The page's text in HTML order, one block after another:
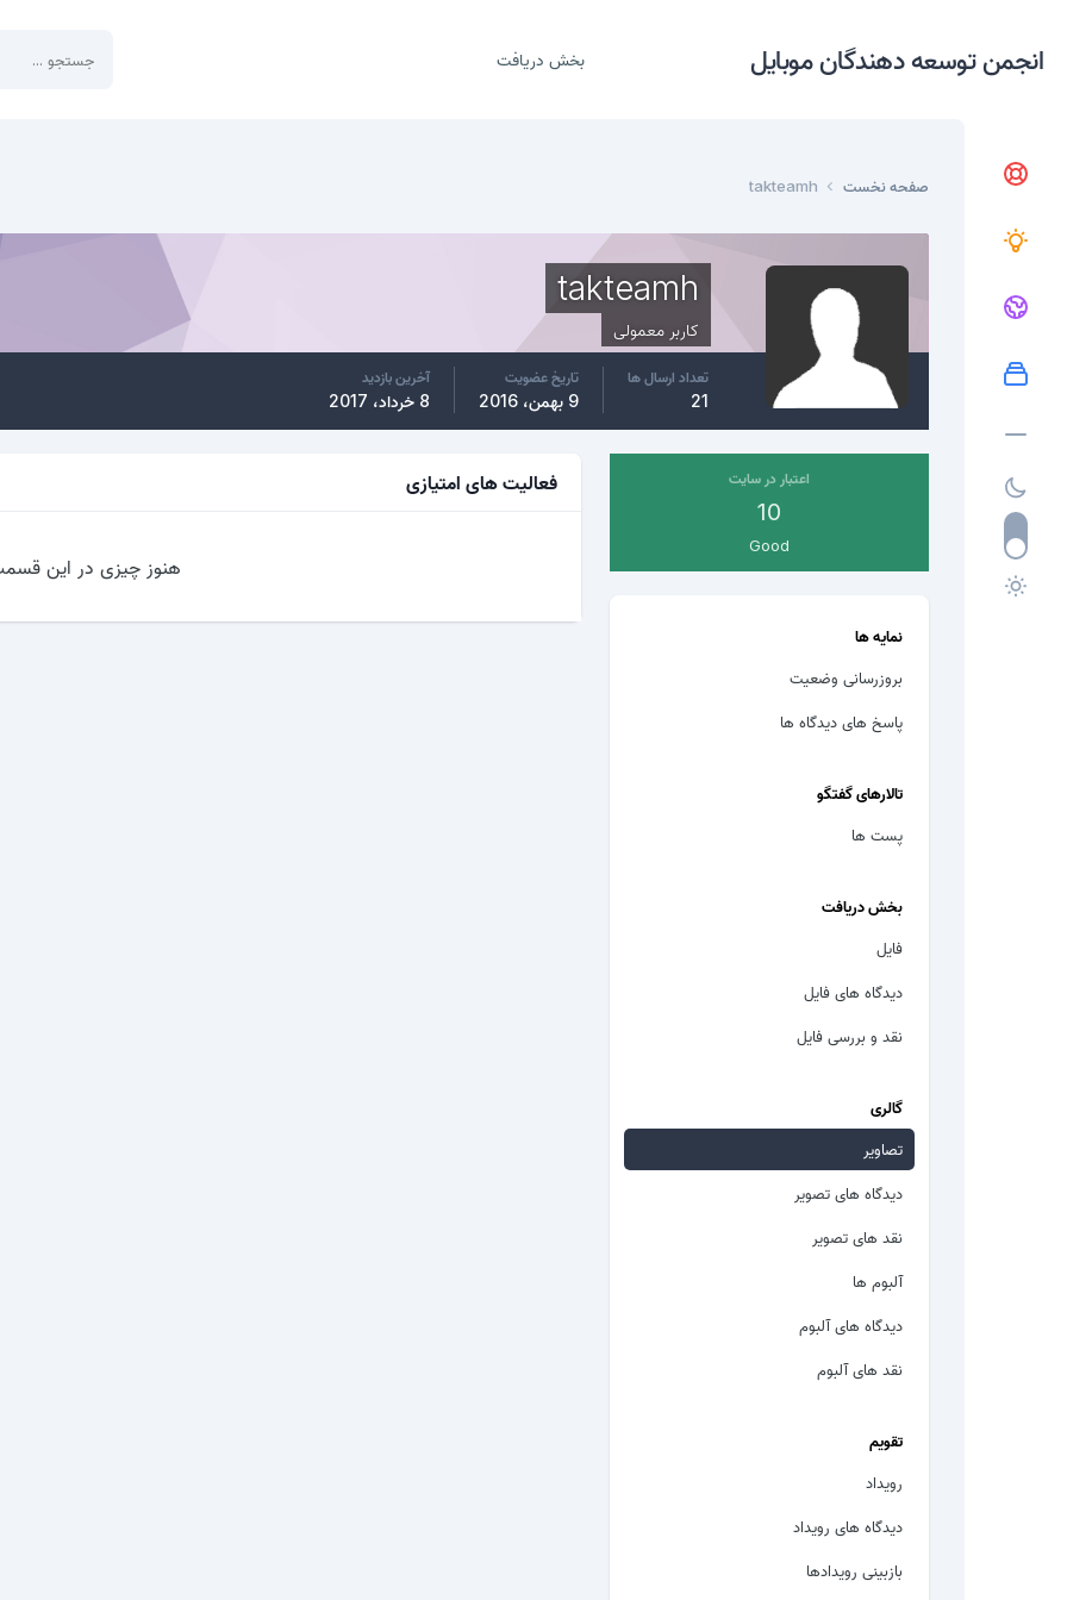
انجمن توسعه دهندگان موبایل بخش دریافت
صفحه نخست takteamh
takteamh
کاربر معمولی
تعداد ارسال ها
21
تاریخ عضویت
9 بهمن، 2016
آخرین بازدید
8 خرداد، 2017
اعتبار در سایت
10
Good
نمایه ها
بروزرسانی وضعیت
پاسخ های دیدگاه ها
تالارهای گفتگو
پست ها
بخش دریافت
فایل
دیدگاه های فایل
نقد و بررسی فایل
گالری
تصاویر
دیدگاه های تصویر
نقد های تصویر
آلبوم ها
دیدگاه های آلبوم
نقد های آلبوم
تقویم
رویداد
دیدگاه های رویداد
بازبینی رویدادها
فعالیت های امتیازی
هنوز چیزی در این